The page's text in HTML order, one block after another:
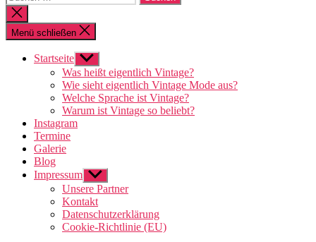
nach:
Suche
schließen
Menü schließen
Startseite Untermenü
anzeigen
Was heißt eigentlich Vintage?
Wie sieht eigentlich Vintage Mode aus?
Welche Sprache ist Vintage?
Warum ist Vintage so beliebt?
Instagram
Termine
Galerie
Blog
Impressum Untermenü
anzeigen
Unsere Partner
Kontakt
Datenschutzerklärung
Cookie-Richtlinie (EU)